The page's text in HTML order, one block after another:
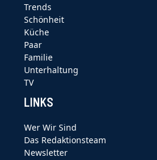
Trends
Schönheit
Küche
Paar
Familie
Unterhaltung
TV
LINKS
Wer Wir Sind
Das Redaktionsteam
Newsletter